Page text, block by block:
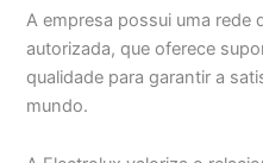
A empresa possui uma rede
autorizada, que oferece
qualidade para garantir a
mundo.